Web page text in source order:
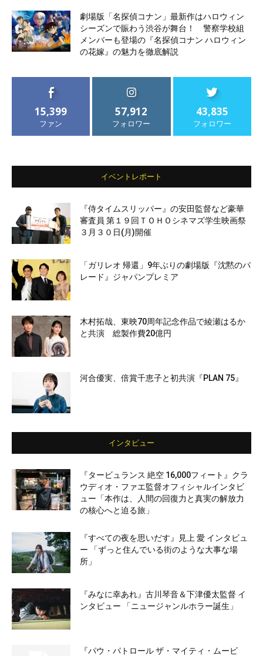
劇場版「名探偵コナン」最新作はハロウィン
シーズンで賑わう渋谷が舞台！ 警察学校組
メンバーも登場の『名探偵コナン ハロウィン
の花嫁』の魅力を徹底解説
15,399
ファン
57,912
フォロワー
43,835
フォロワー
イベントレポート
『侍タイムスリッパー』の安田監督など豪華
審査員 第１９回ＴＯＨＯシネマズ学生映画祭
３月３０日(月)開催
「ガリレオ 帰還」9年ぶりの劇場版『沈黙のパ
レード』ジャパンプレミア
木村拓哉、東映70周年記念作品で綾瀬はるか
と共演 総製作費20億円
河合優実、倍賞千恵子と初共演『PLAN 75』
インタビュー
『タービュランス 絶空 16,000フィート』クラ
ウディオ・ファエ監督オフィシャルインタビ
ュー「本作は、人間の回復力と真実の解放力
の核心へと迫る旅」
『すべての夜を思いだす』見上 愛 インタビュ
ー 「ずっと住んでいる街のような大事な場
所」
『みなに幸あれ』古川琴音＆下津優太監督 イ
ンタビュー 「ニュージャンルホラー誕生」
『パウ・パトロール ザ・マイティ・ムービ